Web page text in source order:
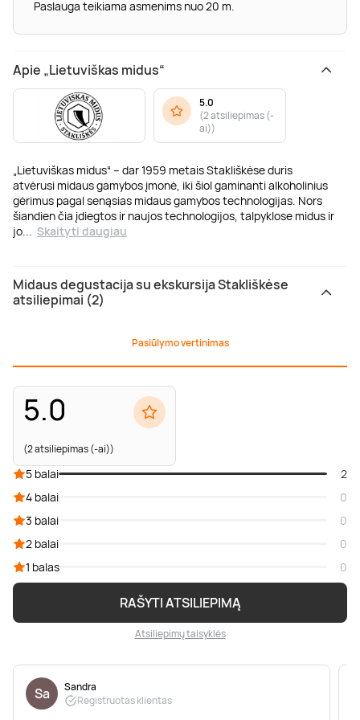
Paslauga teikiama asmenims nuo 20 m.
Apie „Lietuviškas midus“
„Lietuviškas midus“ – dar 1959 metais Stakliškėse duris
atvėrusi midaus gamybos įmonė, iki šiol gaminanti alkoholinius
gėrimus pagal senąsias midaus gamybos technologijas. Nors
šiandien čia įdiegtos ir naujos technologijos, talpyklose midus ir
jo... Skaityti daugiau
5.0
(2 atsiliepimas (-
ai))
Midaus degustacija su ekskursija Stakliškėse
atsiliepimai (2)
Pasiūlymo vertinimas
5.0
(2 atsiliepimas (-ai))
RAŠYTI ATSILIEPIMĄ
Atsiliepimų taisyklės
5 balai
2
4 balai
0
3 balai
0
2 balai
0
1 balas
0
Sa
Sandra
Registruotas klientas